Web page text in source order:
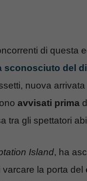
di questa
sconosciuto del
nuova
avvisati prima
tra gli spettatori
Island, ha
la porta del